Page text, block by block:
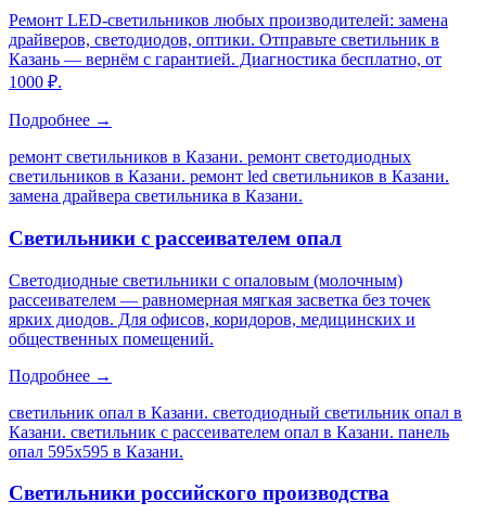
Ремонт LED-светильников любых производителей: замена
драйверов, светодиодов, оптики. Отправьте светильник в
Казань — вернём с гарантией. Диагностика бесплатно, от
1000 ₽.
Подробнее →
ремонт светильников в Казани. ремонт светодиодных
светильников в Казани. ремонт led светильников в Казани.
замена драйвера светильника в Казани.
Светильники с рассеивателем опал
Светодиодные светильники с опаловым (молочным)
рассеивателем — равномерная мягкая засветка без точек
ярких диодов. Для офисов, коридоров, медицинских и
общественных помещений.
Подробнее →
светильник опал в Казани. светодиодный светильник опал в
Казани. светильник с рассеивателем опал в Казани. панель
опал 595х595 в Казани.
Светильники российского производства